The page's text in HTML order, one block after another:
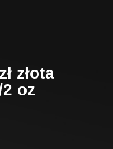
złota
oz